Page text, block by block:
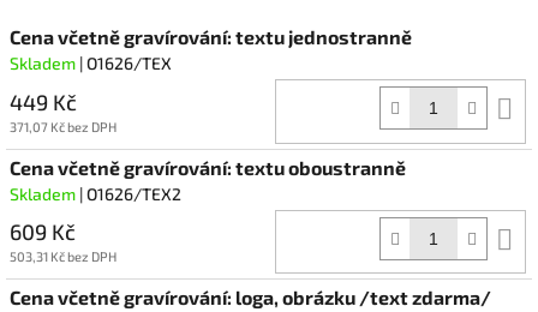
Cena včetně gravírování: textu jednostranně
Skladem | O1626/TEX
449 Kč
371,07 Kč bez DPH
Cena včetně gravírování: textu oboustranně
Skladem | O1626/TEX2
609 Kč
503,31 Kč bez DPH
Cena včetně gravírování: loga, obrázku /text zdarma/